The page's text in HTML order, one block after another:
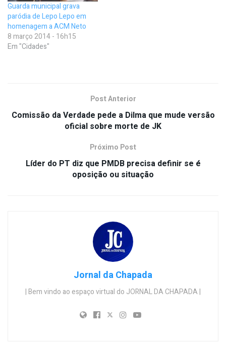
Guarda municipal grava
paródia de Lepo Lepo em
homenagem a ACM Neto
8 março 2014 - 16h15
Em "Cidades"
Post Anterior
Comissão da Verdade pede a Dilma que mude versão
oficial sobre morte de JK
Próximo Post
Líder do PT diz que PMDB precisa definir se é
oposição ou situação
Jornal da Chapada
| Bem vindo ao espaço virtual do JORNAL DA CHAPADA |